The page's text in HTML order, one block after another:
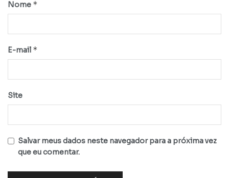
Nome *
E-mail *
Site
Salvar meus dados neste navegador para a próxima vez
que eu comentar.